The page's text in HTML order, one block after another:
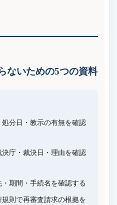
ないための5つの資料
分日・教示の有無を確認
庁・裁決日・理由を確認
期間・手続名を確認する
則で再審査請求の根拠を